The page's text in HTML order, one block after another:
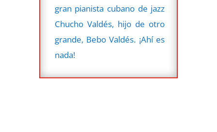
gran pianista cubano de jazz
Chucho Valdés, hijo de otro
grande, Bebo Valdés. ¡Ahí es
nada!